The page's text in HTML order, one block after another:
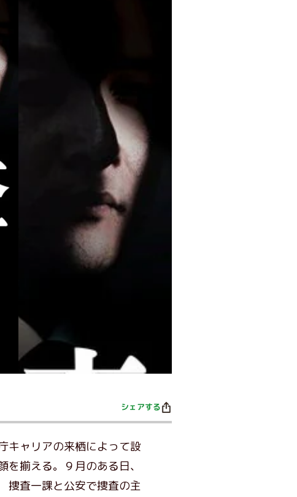
シェアする
キャリアの来栖によって設
揃える。９月のある日、
査一課と公安で捜査の主